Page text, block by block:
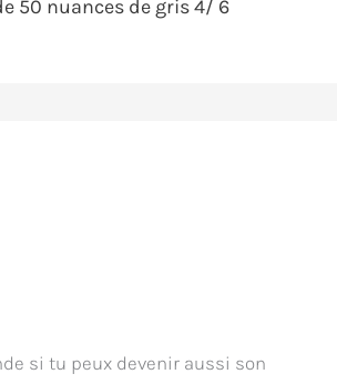
50 nuances de gris 4/ 6
si tu peux devenir aussi son